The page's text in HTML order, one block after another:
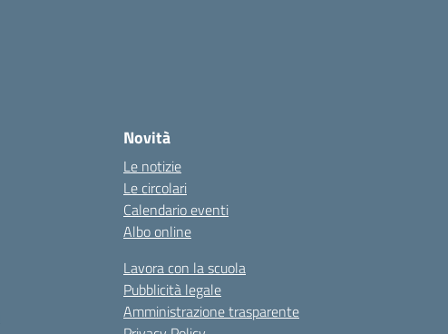
Novità
Le notizie
Le circolari
Calendario eventi
Albo online
Lavora con la scuola
Pubblicità legale
Amministrazione trasparente